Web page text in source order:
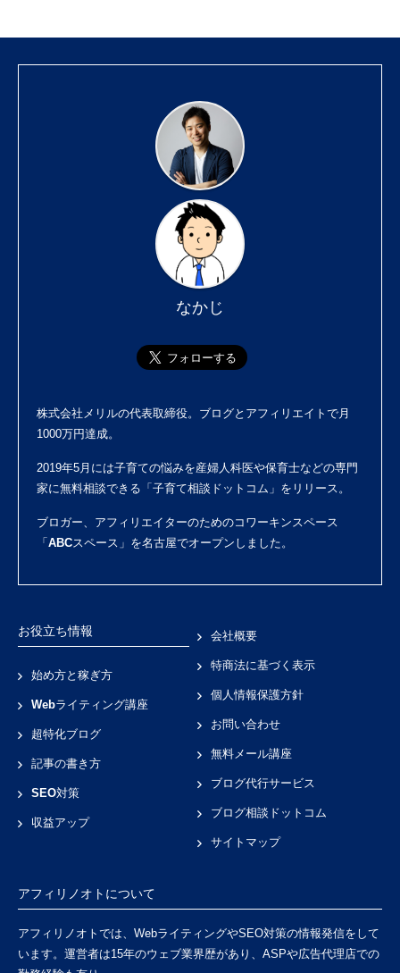
なかじ
株式会社メリルの代表取締役。ブログとアフィリエイトで月
1000万円達成。
2019年5月には子育ての悩みを産婦人科医や保育士などの専門
家に無料相談できる「 子育て相談ドットコム 」をリリース。
ブロガー、アフィリエイターのためのコワーキンスペース
「 ABCスペース 」を名古屋でオープンしました。
お役立ち情報
始め方と稼ぎ方
Webライティング講座
超特化ブログ
記事の書き方
SEO対策
収益アップ
会社概要
特商法に基づく表示
個人情報保護方針
お問い合わせ
無料メール講座
ブログ代行サービス
ブログ相談ドットコム
サイトマップ
アフィリノオトについて
アフィリノオトでは、WebライティングやSEO対策の情報発信をして
います。運営者は15年のウェブ業界歴があり、ASPや広告代理店での